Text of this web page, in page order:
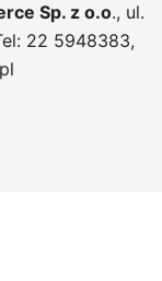
Sp. z o.o., ul.
22 5948383,